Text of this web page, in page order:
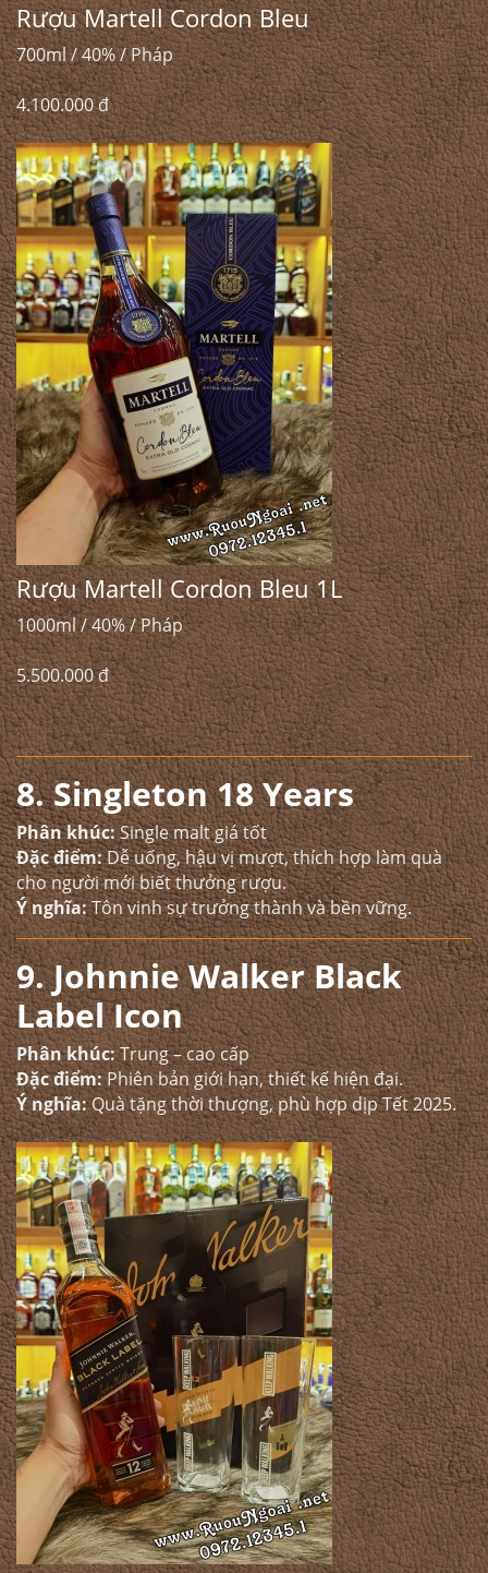
Rượu Martell Cordon Bleu
700ml / 40% / Pháp
4.100.000 đ
Rượu Martell Cordon Bleu 1L
1000ml / 40% / Pháp
5.500.000 đ
8. Singleton 18 Years
Phân khúc:Single malt giá tốt
Đặc điểm:Dễ uống, hậu vị mượt, thích hợp làm quà
cho người mới biết thưởng rượu.
Ý nghĩa:Tôn vinh sự trưởng thành và bền vững.
9. Johnnie Walker Black
Label Icon
Phân khúc:Trung – cao cấp
Đặc điểm:Phiên bản giới hạn, thiết kế hiện đại.
Ý nghĩa:Quà tặng thời thượng, phù hợp dịp Tết 2025.